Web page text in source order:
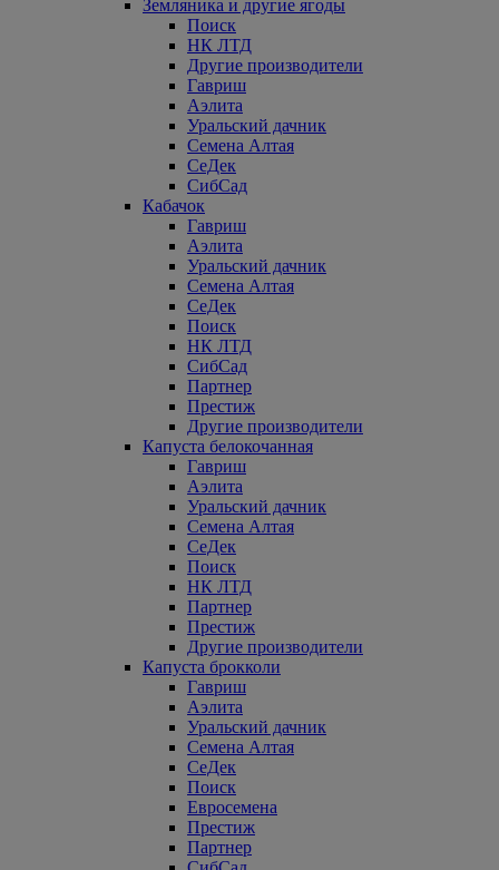
Земляника и другие ягоды
Поиск
НК ЛТД
Другие производители
Гавриш
Аэлита
Уральский дачник
Семена Алтая
СеДек
СибСад
Кабачок
Гавриш
Аэлита
Уральский дачник
Семена Алтая
СеДек
Поиск
НК ЛТД
СибСад
Партнер
Престиж
Другие производители
Капуста белокочанная
Гавриш
Аэлита
Уральский дачник
Семена Алтая
СеДек
Поиск
НК ЛТД
Партнер
Престиж
Другие производители
Капуста брокколи
Гавриш
Аэлита
Уральский дачник
Семена Алтая
СеДек
Поиск
Евросемена
Престиж
Партнер